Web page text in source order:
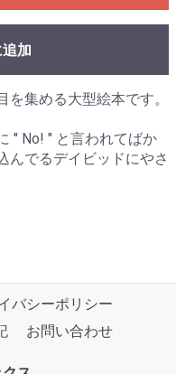
加
集める大型絵本です。
" No! " と言われてばか
んでるデイビッドにやさ
バシーポリシー
お問い合わせ